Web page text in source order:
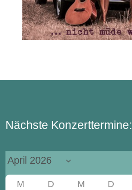
Nächste Konzerttermine:
M D M D